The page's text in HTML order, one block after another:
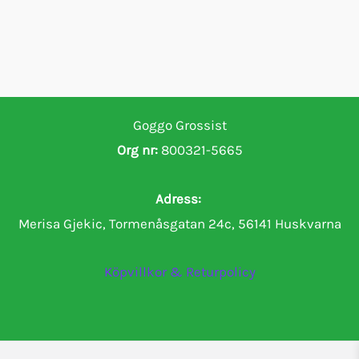
Goggo Grossist
Org nr:800321-5665
Adress:
Merisa Gjekic, Tormenåsgatan 24c, 56141 Huskvarna
Köpvillkor & Returpolicy